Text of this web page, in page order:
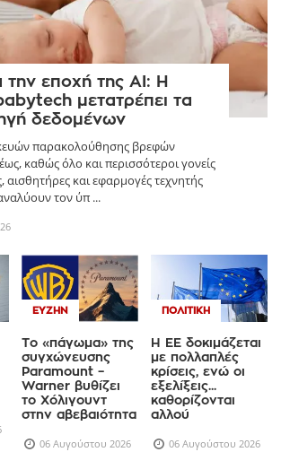
την εποχή της AI: Η
μετατρέπει τα
δεδομένων
παρακολούθησης βρεφών
καθώς όλο και περισσότεροι γονείς
αισθητήρες και εφαρμογές τεχνητής
τον ύπ ...
ΕΥΖΗΝ
Το «πάγωμα» της
συγχώνευσης
Paramount –
Warner βυθίζει
το Χόλιγουντ
στην αβεβαιότητα
06 Αυγούστου 2026
ΠΟΛΙΤΙΚΉ
Η ΕΕ δοκιμάζεται
με πολλαπλές
κρίσεις, ενώ οι
εξελίξεις...
καθορίζονται
αλλού
06 Αυγούστου 2026